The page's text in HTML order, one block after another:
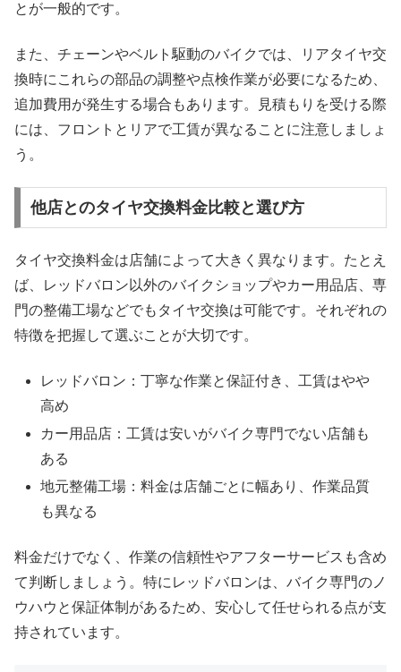
とが一般的です。
また、チェーンやベルト駆動のバイクでは、リアタイヤ交
換時にこれらの部品の調整や点検作業が必要になるため、
追加費用が発生する場合もあります。見積もりを受ける際
には、フロントとリアで工賃が異なることに注意しましょ
う。
他店とのタイヤ交換料金比較と選び方
タイヤ交換料金は店舗によって大きく異なります。たとえ
ば、レッドバロン以外のバイクショップやカー用品店、専
門の整備工場などでもタイヤ交換は可能です。それぞれの
特徴を把握して選ぶことが大切です。
レッドバロン：丁寧な作業と保証付き、工賃はやや
高め
カー用品店：工賃は安いがバイク専門でない店舗も
ある
地元整備工場：料金は店舗ごとに幅あり、作業品質
も異なる
料金だけでなく、作業の信頼性やアフターサービスも含め
て判断しましょう。特にレッドバロンは、バイク専門のノ
ウハウと保証体制があるため、安心して任せられる点が支
持されています。